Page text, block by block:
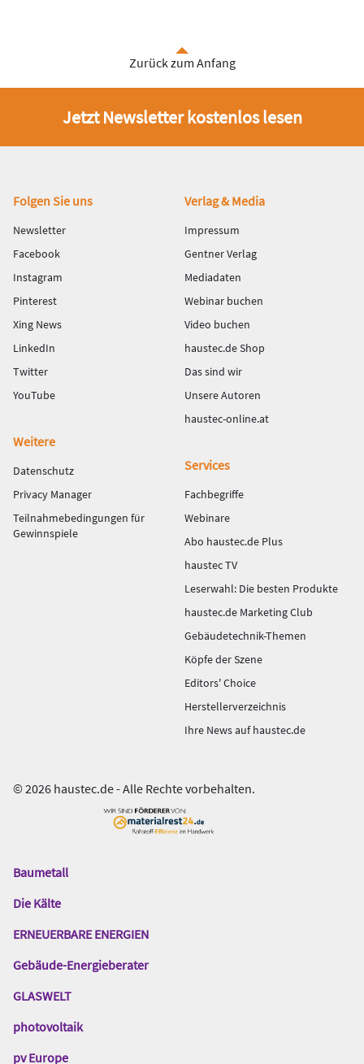
Zurück zum Anfang
Jetzt Newsletter kostenlos lesen
Fußbereich
Folgen Sie uns
Newsletter
Facebook
Instagram
Pinterest
Xing News
LinkedIn
Twitter
YouTube
Verlag & Media
Impressum
Gentner Verlag
Mediadaten
Webinar buchen
Video buchen
haustec.de Shop
Das sind wir
Unsere Autoren
haustec-online.at
Weitere
Datenschutz
Privacy Manager
Teilnahmebedingungen für
Gewinnspiele
Services
Fachbegriffe
Webinare
Abo haustec.de Plus
haustec TV
Leserwahl: Die besten Produkte
haustec.de Marketing Club
Gebäudetechnik-Themen
Köpfe der Szene
Editors' Choice
Herstellerverzeichnis
Ihre News auf haustec.de
© 2026 haustec.de - Alle Rechte vorbehalten.
Das
Gentner
Baumetall
Die Kälte
ERNEUERBARE ENERGIEN
Gebäude-Energieberater
GLASWELT
photovoltaik
pv Europe